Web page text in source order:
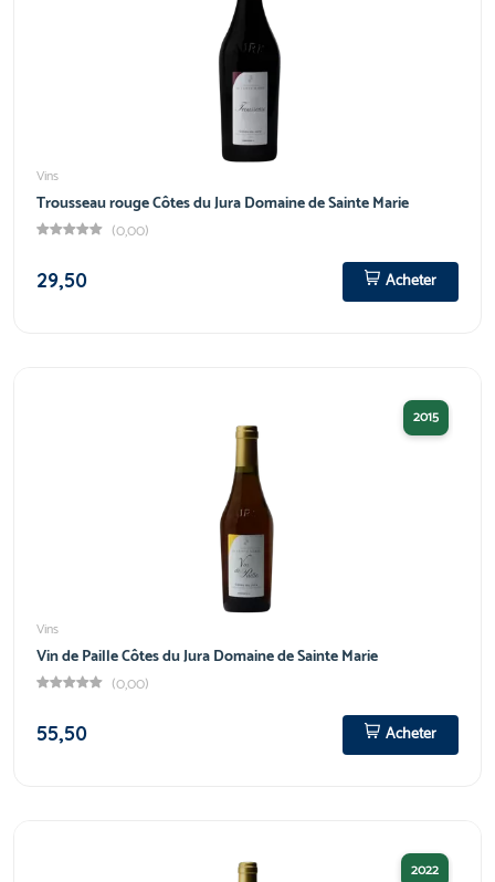
Vins
Trousseau rouge Côtes du Jura Domaine de Sainte Marie
(0,00)
29,50
Acheter
2015
Vins
Vin de Paille Côtes du Jura Domaine de Sainte Marie
(0,00)
55,50
Acheter
2022